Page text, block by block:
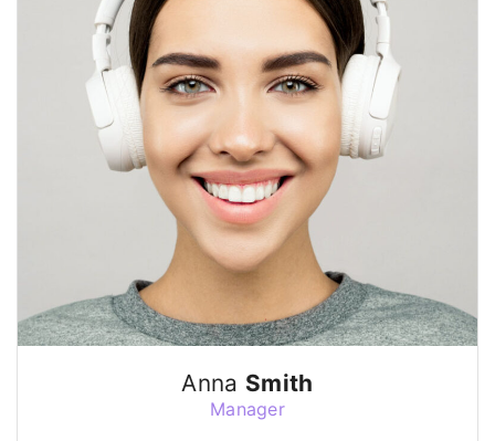
Anna Smith
Manager